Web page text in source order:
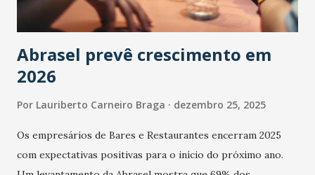
Abrasel prevê crescimento em
2026
Por Lauriberto Carneiro Braga dezembro 25, 2025
Os empresários de Bares e Restaurantes encerram 2025
com expectativas positivas para o início do próximo ano.